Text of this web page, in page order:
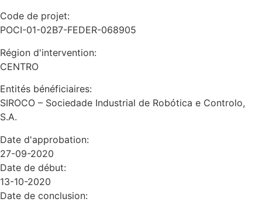
Code de projet:
POCI-01-02B7-FEDER-068905
Région d'intervention:
CENTRO
Entités bénéficiaires:
SIROCO – Sociedade Industrial de Robótica e Controlo,
S.A.
Date d'approbation:
27-09-2020
Date de début:
13-10-2020
Date de conclusion: